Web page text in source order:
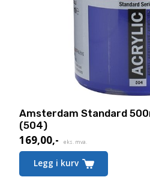
Amsterdam Standard
(504)
169,00,- eks. mva.
Legg i kurv